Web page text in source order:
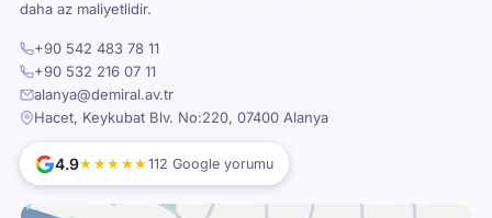
daha az maliyetlidir.
+90 542 483 78 11
+90 532 216 07 11
alanya@demiral.av.tr
Hacet, Keykubat Blv. No:220, 07400 Alanya
4.9★★★★★112 Google yorumu